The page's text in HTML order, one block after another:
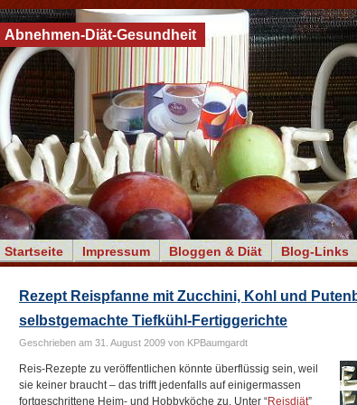
Startseite Impressum Bloggen & Diät Blog-Links
Abnehmen-Diät-Gesundheit
Rezept Reispfanne mit Zucchini, Kohl und
selbstgemachte Tiefkühl-Fertiggerichte
Geschrieben am 31. August 2009 von KPBaumgardt
Reis-Rezepte zu veröffentlichen könnte überflüssig sein, weil
sie keiner braucht – das trifft jedenfalls auf einigermassen
fortgeschrittene Heim- und Hobbyköche zu. Unter “Reisdiät”